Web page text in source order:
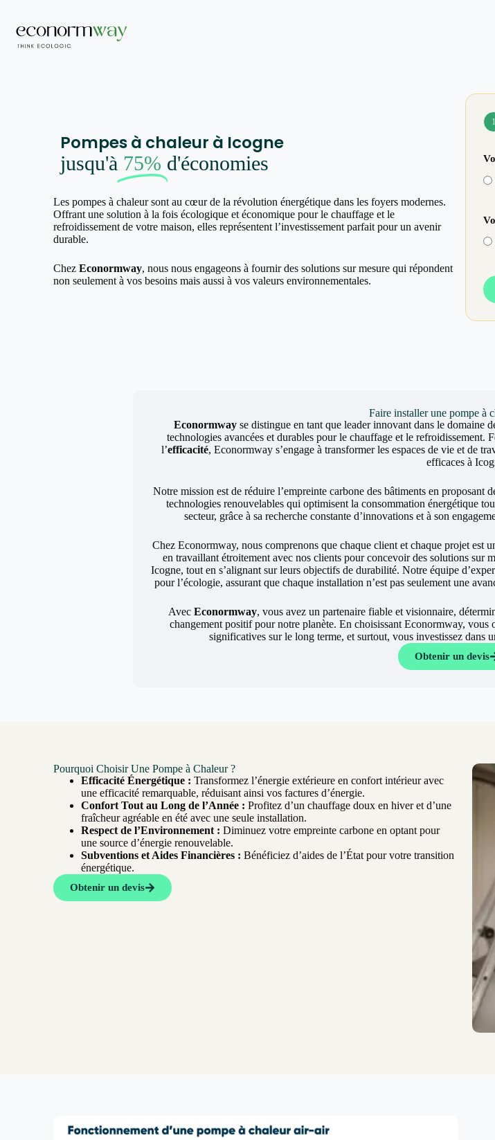
Pompes à chaleur à Icogne
jusqu'à 75% d'économies
Les pompes à chaleur sont au cœur de la révolution énergétique dans les foyers modernes.
Offrant une solution à la fois écologique et économique pour le chauffage et le
refroidissement de votre maison, elles représentent l’investissement parfait pour un avenir
durable.
ChezEconormway, nous nous engageons à fournir des solutions sur mesure qui répondent
non seulement à vos besoins mais aussi à vos valeurs environnementales.
1
Faire installer une pompe à
Econormwayse distingue en tant que leader innovant dans le domaine
technologies avancées et durables pour le chauffage et le refroidissement.
l’efficacité, Econormway s’engage à transformer les espaces de vie et de
efficaces à
Notre mission est de réduire l’empreinte carbone des bâtiments en proposant
technologies renouvelables qui optimisent la consommation énergétique
secteur, grâce à sa recherche constante d’innovations et à son
Chez Econormway, nous comprenons que chaque client et chaque projet est
en travaillant étroitement avec nos clients pour concevoir des solutions sur
Icogne, tout en s’alignant sur leurs objectifs de durabilité. Notre équipe
pour l’écologie, assurant que chaque installation n’est pas seulement une
Avec Econormway, vous avez un partenaire fiable et visionnaire,
changement positif pour notre planète. En choisissant Econormway,
significatives sur le long terme, et surtout, vous investissez dans
Obtenir un devis
Pourquoi Choisir Une Pompe à Chaleur ?
Efficacité Énergétique : Transformez l’énergie extérieure en confort intérieur avec
une efficacité remarquable, réduisant ainsi vos factures d’énergie.
Confort Tout au Long de l’Année : Profitez d’un chauffage doux en hiver et d’une
fraîcheur agréable en été avec une seule installation.
Respect de l’Environnement : Diminuez votre empreinte carbone en optant pour
une source d’énergie renouvelable.
Subventions et Aides Financières : Bénéficiez d’aides de l’État pour votre transition
énergétique.
Obtenir un devis